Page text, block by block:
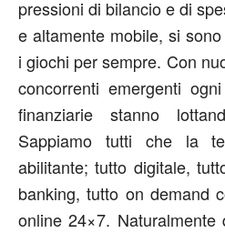
pressioni di bilancio e di
e altamente mobile, si
i giochi per sempre. Con
concorrenti emergenti
finanziarie stanno
Sappiamo tutti che la
abilitante; tutto digitale,
banking, tutto on demand
online 24×7.